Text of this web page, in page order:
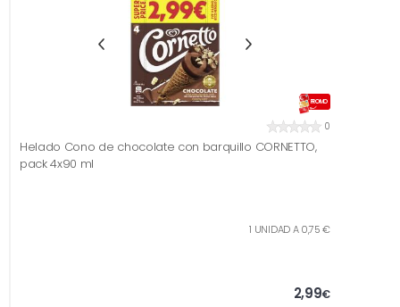
PROMO
0
Helado Cono de chocolate con barquillo CORNETTO,
pack 4x90 ml
1 UNIDAD A 0,75 €
2,99€